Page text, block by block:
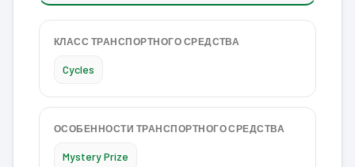
КЛАСС ТРАНСПОРТНОГО СРЕДСТВА
Cycles
ОСОБЕННОСТИ ТРАНСПОРТНОГО СРЕДСТВА
Mystery Prize